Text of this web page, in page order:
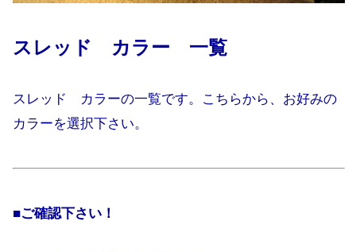
スレッド カラー 一覧
スレッド カラーの一覧です。こちらから、お好みの
カラーを選択下さい。
■ご確認下さい！